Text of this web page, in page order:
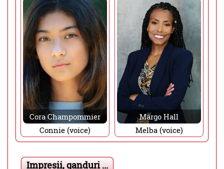
Cora Champommier
Connie (voice)
Margo Hall
Melba (voice)
Impresii, ganduri ...